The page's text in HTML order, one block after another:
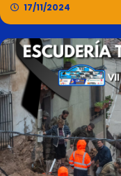
17/11/2024